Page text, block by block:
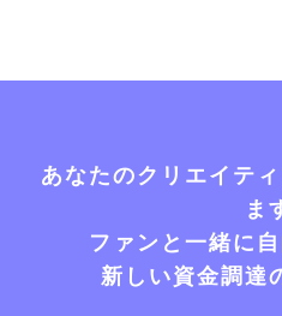
あなたのクリエイテ
ま
ファンと一緒に
新しい資金調達